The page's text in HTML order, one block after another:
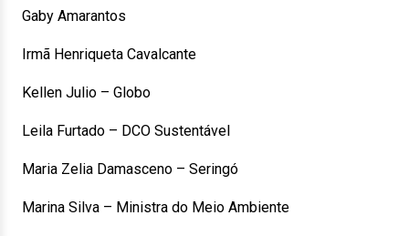
Gaby Amarantos
Irmã Henriqueta Cavalcante
Kellen Julio – Globo
Leila Furtado – DCO Sustentável
Maria Zelia Damasceno – Seringó
Marina Silva – Ministra do Meio Ambiente